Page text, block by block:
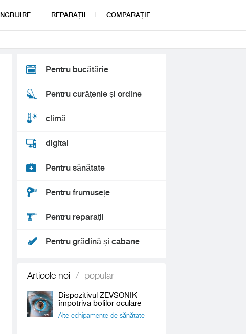
ÎNGRIJIRE REPARAȚII COMPARAȚIE
Pentru bucătărie
Pentru curățenie și ordine
climă
digital
Pentru sănătate
Pentru frumusețe
Pentru reparații
Pentru grădină și cabane
Articole noi / popular
Dispozitivul ZEVSONIK
împotriva bolilor oculare
Alte echipamente de sănătate